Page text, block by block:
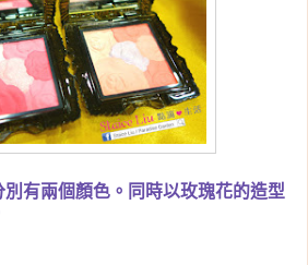
有兩個顏色。同時以玫瑰花的造型